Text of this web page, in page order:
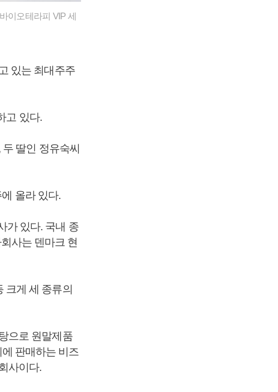
이오테라피 VIP 세
있는 최대주주
고 있다.
딸인 정유숙씨
올라 있다.
가 있다. 국내 종
사는 덴마크 현
크게 세 종류의
으로 원말제품
판매하는 비즈
사이다.